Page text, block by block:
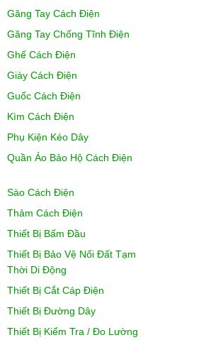
Găng Tay Cách Điện
Găng Tay Chống Tĩnh Điện
Ghế Cách Điện
Giày Cách Điện
Guốc Cách Điện
Kìm Cách Điện
Phụ Kiện Kéo Dây
Quần Áo Bảo Hộ Cách Điện
Sào Cách Điện
Thảm Cách Điện
Thiết Bị Bấm Đầu
Thiết Bị Bảo Vệ Nối Đất Tạm
Thời Di Động
Thiết Bị Cắt Cáp Điện
Thiết Bị Đường Dây
Thiết Bị Kiểm Tra / Đo Lường